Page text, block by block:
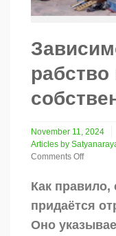
рабство
November 11, 2024
Articles by
Comments Off
Зависимость
означает
рабство
собственного
Как правило,
придаётся
Оно